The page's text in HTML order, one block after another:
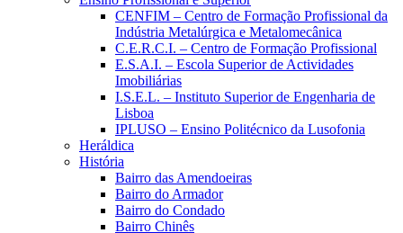
CENFIM – Centro de Formação Profissional da
Indústria Metalúrgica e Metalomecânica
C.E.R.C.I. – Centro de Formação Profissional
E.S.A.I. – Escola Superior de Actividades
Imobiliárias
I.S.E.L. – Instituto Superior de Engenharia de
Lisboa
IPLUSO – Ensino Politécnico da Lusofonia
Heráldica
História
Bairro das Amendoeiras
Bairro do Armador
Bairro do Condado
Bairro Chinês